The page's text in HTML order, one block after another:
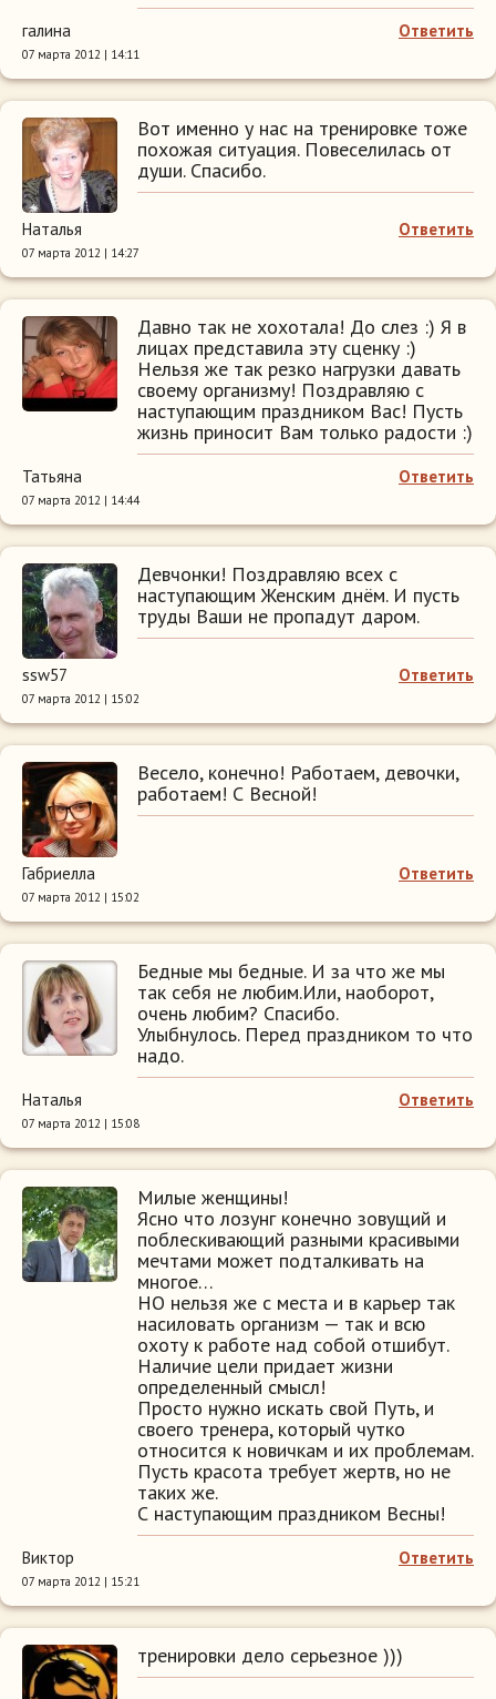
Ответить
галина
07 марта 2012 | 14:11
Вот именно у нас на тренировке тоже
похожая ситуация. Повеселилась от
души. Спасибо.
Ответить
Наталья
07 марта 2012 | 14:27
Давно так не хохотала! До слез :) Я в
лицах представила эту сценку :)
Нельзя же так резко нагрузки давать
своему организму! Поздравляю с
наступающим праздником Вас! Пусть
жизнь приносит Вам только радости :)
Ответить
Татьяна
07 марта 2012 | 14:44
Девчонки! Поздравляю всех с
наступающим Женским днём. И пусть
труды Ваши не пропадут даром.
Ответить
ssw57
07 марта 2012 | 15:02
Весело, конечно! Работаем, девочки,
работаем! С Весной!
Ответить
Габриелла
07 марта 2012 | 15:02
Бедные мы бедные. И за что же мы
так себя не любим.Или, наоборот,
очень любим? Спасибо.
Улыбнулось. Перед праздником то что
надо.
Ответить
Наталья
07 марта 2012 | 15:08
Милые женщины!
Ясно что лозунг конечно зовущий и
поблескивающий разными красивыми
мечтами может подталкивать на
многое…
НО нельзя же с места и в карьер так
насиловать организм — так и всю
охоту к работе над собой отшибут.
Наличие цели придает жизни
определенный смысл!
Просто нужно искать свой Путь, и
своего тренера, который чутко
относится к новичкам и их проблемам.
Пусть красота требует жертв, но не
таких же.
С наступающим праздником Весны!
Ответить
Виктор
07 марта 2012 | 15:21
тренировки дело серьезное )))